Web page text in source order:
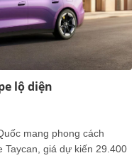
lộ diện
mang phong cách
giá dự kiến 29.400